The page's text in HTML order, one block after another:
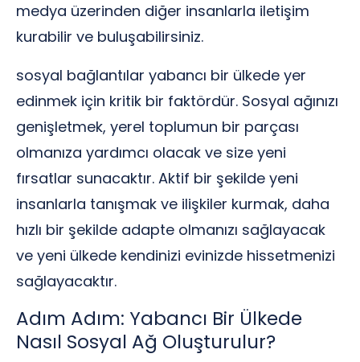
medya üzerinden diğer insanlarla iletişim
kurabilir ve buluşabilirsiniz.
sosyal bağlantılar yabancı bir ülkede yer
edinmek için kritik bir faktördür. Sosyal ağınızı
genişletmek, yerel toplumun bir parçası
olmanıza yardımcı olacak ve size yeni
fırsatlar sunacaktır. Aktif bir şekilde yeni
insanlarla tanışmak ve ilişkiler kurmak, daha
hızlı bir şekilde adapte olmanızı sağlayacak
ve yeni ülkede kendinizi evinizde hissetmenizi
sağlayacaktır.
Adım Adım: Yabancı Bir Ülkede
Nasıl Sosyal Ağ Oluşturulur?